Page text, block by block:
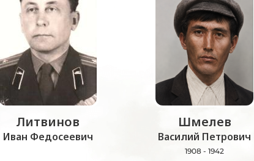
Литвинов
Иван Федосеевич
Шмелев
Василий Петрович
1908 - 1942